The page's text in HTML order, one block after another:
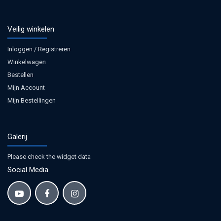
Veilig winkelen
Inloggen / Registreren
Winkelwagen
Bestellen
Mijn Account
Mijn Bestellingen
Galerij
Please check the widget data
Social Media